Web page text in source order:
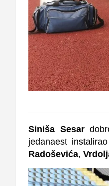
Siniša Sesar
jedanaest
Radoševića,